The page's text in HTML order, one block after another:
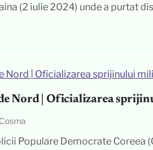
(2 iulie 2024) unde a purtat
Nord | Oficializarea
Populare Democrate Coreea